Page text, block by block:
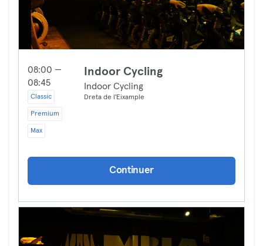
08:00 —
08:45
Classic
Premium
Max
Indoor Cycling
Indoor Cycling
Dreta de l'Eixample
Continuer